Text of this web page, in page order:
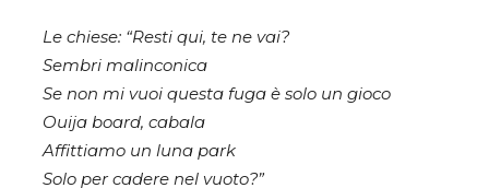
Le chiese: “Resti qui, te ne vai?
Sembri malinconica
Se non mi vuoi questa fuga è solo un gioco
Ouija board, cabala
Affittiamo un luna park
Solo per cadere nel vuoto?”